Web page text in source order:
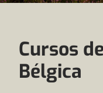
Cursos
Bélgica